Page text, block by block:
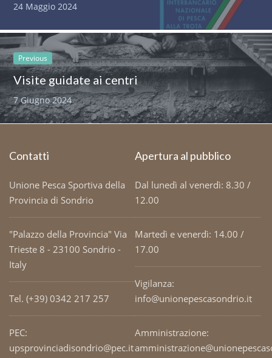
24 Maggio 2024
Previous
Visite guidate ai centri
7 Giugno 2024
Contatti
Unione Pesca Sportiva della
Provincia di Sondrio
"Palazzo della Provincia" Via
Trieste 8 - 23100 Sondrio -
Italy
Tel. (+39) 0342 217 257
PEC:
upsprovinciadisondrio@pec.it
Apertura al pubblico
Dal lunedì al venerdì: 8.30 /
12.00
Martedì e venerdì: 14.00 /
17.00
Vigilanza:
info@unionepescasondrio.it
Amministrazione: